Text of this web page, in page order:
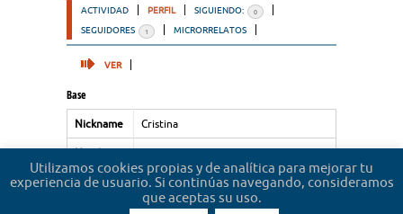
ACTIVIDAD PERFIL SIGUIENDO: 0
SEGUIDORES 1 MICRORRELATOS
VER
Base
Nickname Cristina
Apellidos Jover Acosta
Utilizamos cookies propias y de analítica para mejorar tu
experiencia de usuario. Si continúas navegando, consideramos
que aceptas su uso.